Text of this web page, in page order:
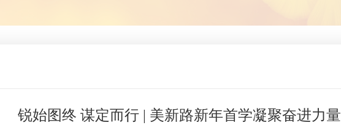
锐始图终 谋定而行 | 美新路新年首学凝聚奋进力量